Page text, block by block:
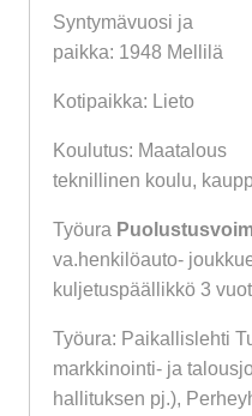
Syntymävuosi ja
paikka: 1948 Mellilä
Kotipaikka: Lieto
Koulutus: Maatalous
teknillinen koulu,
Työura
va.henkilöauto-
kuljetuspäällikkö 3
Työura: Paikallislehti
markkinointi- ja
hallituksen pj.),